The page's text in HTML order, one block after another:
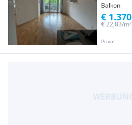
Balkon
Privat
€ 22,83/m²
€ 1.370